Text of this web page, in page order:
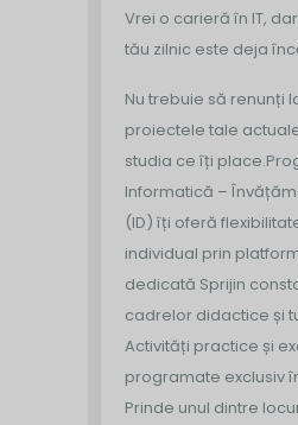
Vrei o carieră în IT,
tău zilnic este deja
Nu trebuie să renunți
proiectele tale
studia ce îți place.
Informatică –
(ID) îți oferă
individual prin
dedicată Sprijin
cadrelor didactice și
Activități practice și
programate exclusiv
Prinde unul dintre